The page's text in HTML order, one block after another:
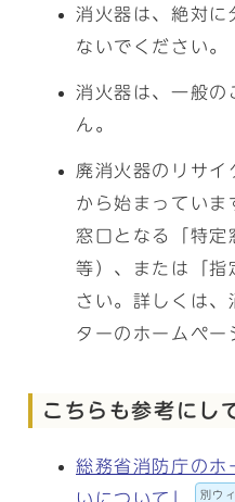
消火器は、絶対に
ないでください。
消火器は、一般の
ん。
廃消火器のリサ
から始まっていま
窓口となる「特定
等）、または「指
さい。詳しくは、
ターのホームペー
こちらも参考にし
総務省消防庁のホ
別ウ